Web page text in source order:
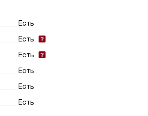
Есть
Есть
Есть
Есть
Есть
Есть